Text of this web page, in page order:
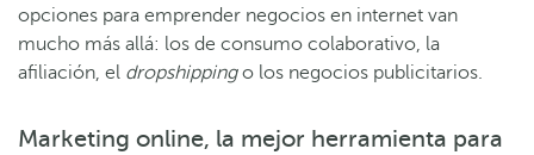
opciones para emprender negocios en internet van
mucho más allá: los de consumo colaborativo, la
afiliación, el dropshippingo los negocios publicitarios.
Marketing online, la mejor herramienta para